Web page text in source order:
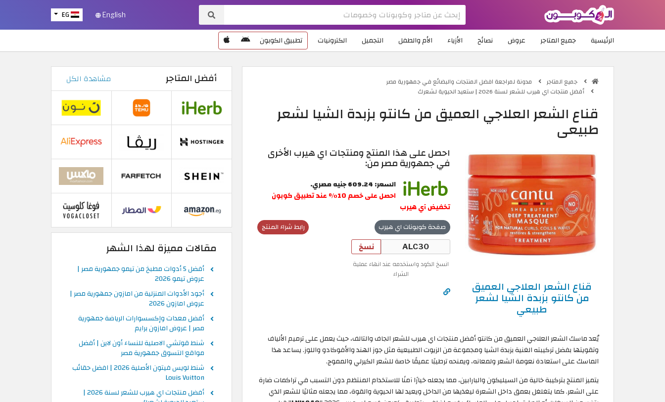
EG English
الرئيسية جميع المتاجر عروض نصائح الأزياء الأم والطفل التجميل الكترونيات تطبيق الكوبون
جميع المتاجر
مدونة لمراجعة افضل المنتجات والبضائع في جمهورية مصر
أفضل منتجات اي هيرب للشعر لسنة 2026 | ستعيد الحيوية لشعرك
قناع الشعر العلاجي العميق من كانتو بزبدة الشيا لشعر
طبيعي
قناع الشعر العلاجي العميق
من كانتو بزبدة الشيا لشعر
طبيعي
احصل على هذا المنتج ومنتجات اي هيرب الأخرى
في جمهورية مصر من:
السعر: 609.24 جنيه مصري.
احصل على خصم 10٪ عند تطبيق كوبون
تخفيض آي هيرب
رابط شراء المنتج صفحة كوبونات اي هيرب
نسخ
انسخ الكود واستخدمه عند انهاء عملية
الشراء
يُعد ماسك الشعر العلاجي العميق من كانتو أفضل منتجات اي هيرب للشعر الجاف والتالف، حيث يعمل على ترميم الألياف
وتقويتها بفضل تركيبته الغنية بزبدة الشيا ومجموعة من الزيوت الطبيعية مثل جوز الهند والأفوكادو واللوز. يساعد هذا
الماسك على استعادة نعومة الشعر ولمعانه، ويمنحه ترطيبًا عميقًا خاصة للشعر الكيرلي والمموج.
يتميز المنتج بتركيبة خالية من السيليكون والبارابين، مما يجعله خيارًا آمنًا للاستخدام المنتظم دون التسبب في تراكمات ضارة
على الشعر. كما يتغلغل بعمق داخل الشعرة ليغذيها من الداخل ويعيد لها الحيوية والقوة، مما يجعله مثاليًا للشعر الذي
أفضل المتاجر مشاهدة الكل
مقالات مميزة لهذا الشهر
أفضل 5 أدوات مطبخ من تيمو جمهورية مصر |
عروض تيمو 2026
أجود الأدوات المنزلية من امازون جمهورية مصر |
عروض امازون 2026
أفضل معدات وإكسسوارات الرياضة جمهورية
مصر | عروض امازون برايم
شنط قوتشي الاصلية للنساء أون لاين | أفضل
مواقع التسوق جمهورية مصر
شنط لويس فيتون الأصلية 2026 | افضل حقائب
Louis Vuitton
أفضل منتجات اي هيرب للشعر لسنة 2026 |